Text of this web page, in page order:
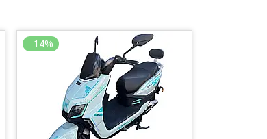
–14%